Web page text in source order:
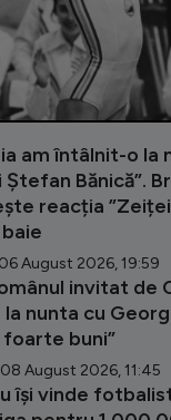
am întâlnit-o la
Ștefan Bănică”.
reacția
August 2026, 19:59
invitat de
la nunta cu
buni”
August 2026, 11:45
își vinde